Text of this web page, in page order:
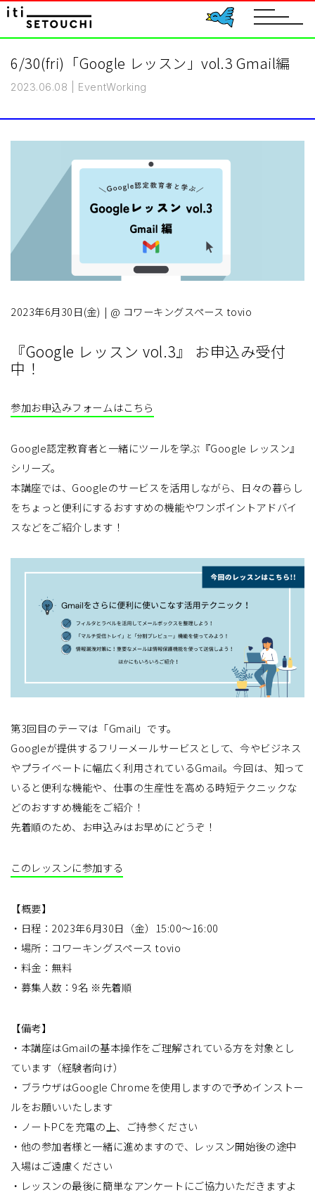
toggle
6/30(fri)「Google レッスン」vol.3 Gmail編
2023.06.08 EventWorking
2023年6月30日(金) | @ コワーキングスペース tovio
『Google レッスン vol.3』 お申込み受付
中！
参加お申込みフォームはこちら
Google認定教育者と一緒にツールを学ぶ『Google レッスン』
シリーズ。
本講座では、Googleのサービスを活用しながら、日々の暮らし
をちょっと便利にするおすすめの機能やワンポイントアドバイ
スなどをご紹介します！
第3回目のテーマは「Gmail」です。
Googleが提供するフリーメールサービスとして、今やビジネス
やプライベートに幅広く利用されているGmail。今回は、知って
いると便利な機能や、仕事の生産性を高める時短テクニックな
どのおすすめ機能をご紹介！
先着順のため、お申込みはお早めにどうぞ！
このレッスンに参加する
【概要】
・日程：2023年6月30日（金）15:00〜16:00
・場所：コワーキングスペース tovio
・料金：無料
・募集人数：9名 ※先着順
【備考】
・本講座はGmailの基本操作をご理解されている方を対象とし
ています（経験者向け）
・ブラウザはGoogle Chromeを使用しますので予めインストー
ルをお願いいたします
・ノートPCを充電の上、ご持参ください
・他の参加者様と一緒に進めますので、レッスン開始後の途中
入場はご遠慮ください
・レッスンの最後に簡単なアンケートにご協力いただきますよ